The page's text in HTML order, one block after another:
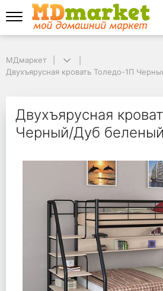
Двухъярусная кровать Толедо-1П
МДмаркет
Двухъярусная кровать Толедо-1П
Двухъярусная
Черный/Дуб беленый